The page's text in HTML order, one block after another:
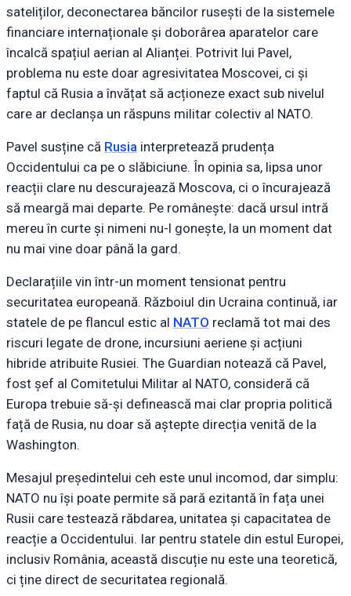
sateliților, deconectarea băncilor rusești de la sistemele
financiare internaționale și doborârea aparatelor care
încalcă spațiul aerian al Alianței. Potrivit lui Pavel,
problema nu este doar agresivitatea Moscovei, ci și
faptul că Rusia a învățat să acționeze exact sub nivelul
care ar declanșa un răspuns militar colectiv al NATO.
Pavel susține că Rusia interpretează prudența
Occidentului ca pe o slăbiciune. În opinia sa, lipsa unor
reacții clare nu descurajează Moscova, ci o încurajează
să meargă mai departe. Pe românește: dacă ursul intră
mereu în curte și nimeni nu-l gonește, la un moment dat
nu mai vine doar până la gard.
Declarațiile vin într-un moment tensionat pentru
securitatea europeană. Războiul din Ucraina continuă, iar
statele de pe flancul estic al NATO reclamă tot mai des
riscuri legate de drone, incursiuni aeriene și acțiuni
hibride atribuite Rusiei. The Guardian notează că Pavel,
fost șef al Comitetului Militar al NATO, consideră că
Europa trebuie să-și definească mai clar propria politică
față de Rusia, nu doar să aștepte direcția venită de la
Washington.
Mesajul președintelui ceh este unul incomod, dar simplu:
NATO nu își poate permite să pară ezitantă în fața unei
Rusii care testează răbdarea, unitatea și capacitatea de
reacție a Occidentului. Iar pentru statele din estul Europei,
inclusiv România, această discuție nu este una teoretică,
ci ține direct de securitatea regională.